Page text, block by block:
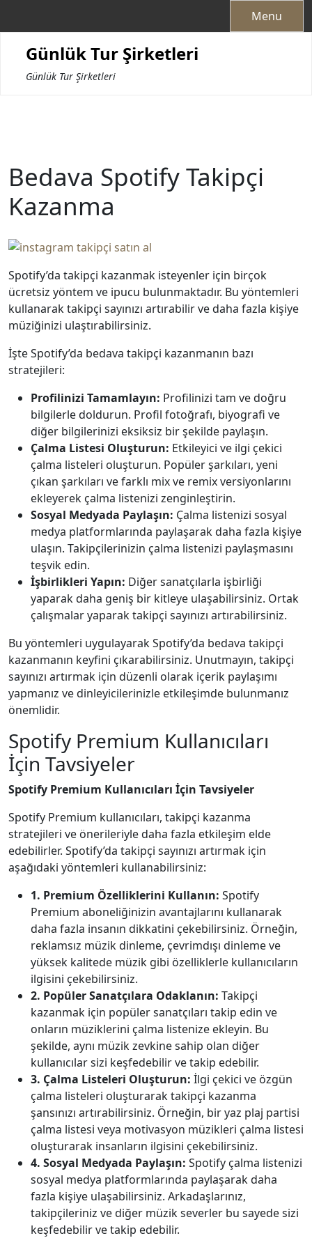
Menu
Günlük Tur Şirketleri
Günlük Tur Şirketleri
Bedava Spotify Takipçi
Kazanma
Spotify’da takipçi kazanmak isteyenler için birçok
ücretsiz yöntem ve ipucu bulunmaktadır. Bu yöntemleri
kullanarak takipçi sayınızı artırabilir ve daha fazla kişiye
müziğinizi ulaştırabilirsiniz.
İşte Spotify’da bedava takipçi kazanmanın bazı
stratejileri:
Profilinizi Tamamlayın: Profilinizi tam ve doğru
bilgilerle doldurun. Profil fotoğrafı, biyografi ve
diğer bilgilerinizi eksiksiz bir şekilde paylaşın.
Çalma Listesi Oluşturun: Etkileyici ve ilgi çekici
çalma listeleri oluşturun. Popüler şarkıları, yeni
çıkan şarkıları ve farklı mix ve remix versiyonlarını
ekleyerek çalma listenizi zenginleştirin.
Sosyal Medyada Paylaşın: Çalma listenizi sosyal
medya platformlarında paylaşarak daha fazla kişiye
ulaşın. Takipçilerinizin çalma listenizi paylaşmasını
teşvik edin.
İşbirlikleri Yapın: Diğer sanatçılarla işbirliği
yaparak daha geniş bir kitleye ulaşabilirsiniz. Ortak
çalışmalar yaparak takipçi sayınızı artırabilirsiniz.
Bu yöntemleri uygulayarak Spotify’da bedava takipçi
kazanmanın keyfini çıkarabilirsiniz. Unutmayın, takipçi
sayınızı artırmak için düzenli olarak içerik paylaşımı
yapmanız ve dinleyicilerinizle etkileşimde bulunmanız
önemlidir.
Spotify Premium Kullanıcıları
İçin Tavsiyeler
Spotify Premium Kullanıcıları İçin Tavsiyeler
Spotify Premium kullanıcıları, takipçi kazanma
stratejileri ve önerileriyle daha fazla etkileşim elde
edebilirler. Spotify’da takipçi sayınızı artırmak için
aşağıdaki yöntemleri kullanabilirsiniz:
1. Premium Özelliklerini Kullanın: Spotify
Premium aboneliğinizin avantajlarını kullanarak
daha fazla insanın dikkatini çekebilirsiniz. Örneğin,
reklamsız müzik dinleme, çevrimdışı dinleme ve
yüksek kalitede müzik gibi özelliklerle kullanıcıların
ilgisini çekebilirsiniz.
2. Popüler Sanatçılara Odaklanın: Takipçi
kazanmak için popüler sanatçıları takip edin ve
onların müziklerini çalma listenize ekleyin. Bu
şekilde, aynı müzik zevkine sahip olan diğer
kullanıcılar sizi keşfedebilir ve takip edebilir.
3. Çalma Listeleri Oluşturun: İlgi çekici ve özgün
çalma listeleri oluşturarak takipçi kazanma
şansınızı artırabilirsiniz. Örneğin, bir yaz plaj partisi
çalma listesi veya motivasyon müzikleri çalma listesi
oluşturarak insanların ilgisini çekebilirsiniz.
4. Sosyal Medyada Paylaşın: Spotify çalma listenizi
sosyal medya platformlarında paylaşarak daha
fazla kişiye ulaşabilirsiniz. Arkadaşlarınız,
takipçileriniz ve diğer müzik severler bu sayede sizi
keşfedebilir ve takip edebilir.